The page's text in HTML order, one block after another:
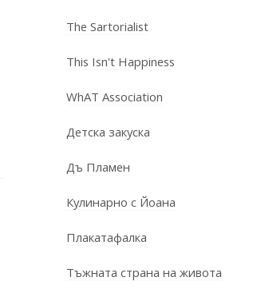
The Sartorialist
This Isn't Happiness
WhAT Association
Детска закуска
Дъ Пламен
Кулинарно с Йоана
Плакатафалка
Тъжната страна на живота